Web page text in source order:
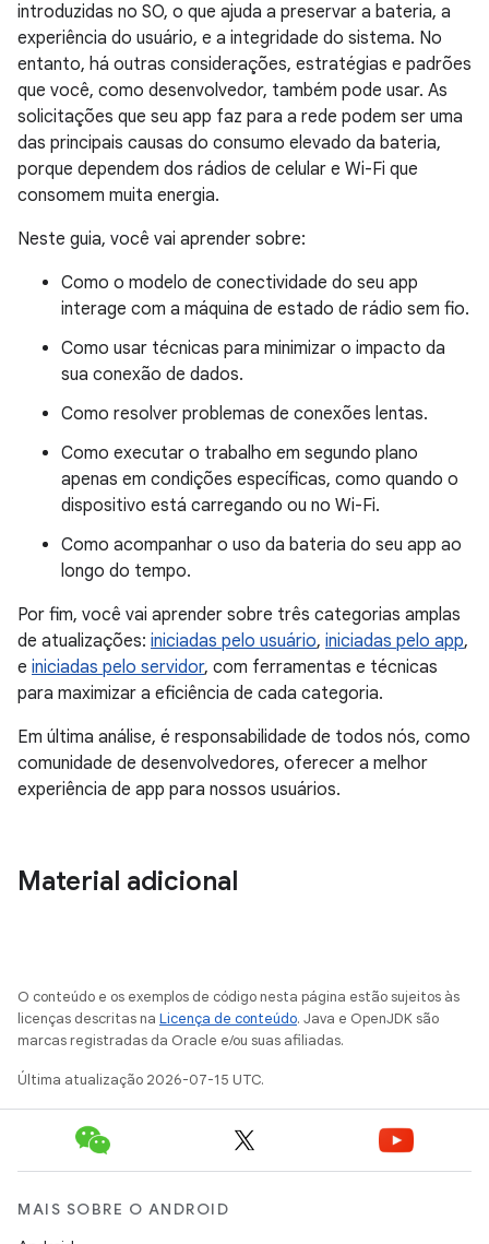
introduzidas no SO, o que ajuda a preservar a bateria, a
experiência do usuário, e a integridade do sistema. No
entanto, há outras considerações, estratégias e padrões
que você, como desenvolvedor, também pode usar. As
solicitações que seu app faz para a rede podem ser uma
das principais causas do consumo elevado da bateria,
porque dependem dos rádios de celular e Wi-Fi que
consomem muita energia.
Neste guia, você vai aprender sobre:
Como o modelo de conectividade do seu app
interage com a máquina de estado de rádio sem fio.
Como usar técnicas para minimizar o impacto da
sua conexão de dados.
Como resolver problemas de conexões lentas.
Como executar o trabalho em segundo plano
apenas em condições específicas, como quando o
dispositivo está carregando ou no Wi-Fi.
Como acompanhar o uso da bateria do seu app ao
longo do tempo.
Por fim, você vai aprender sobre três categorias amplas
de atualizações: iniciadas pelo usuário, iniciadas pelo app,
e iniciadas pelo servidor, com ferramentas e técnicas
para maximizar a eficiência de cada categoria.
Em última análise, é responsabilidade de todos nós, como
comunidade de desenvolvedores, oferecer a melhor
experiência de app para nossos usuários.
Material adicional
O conteúdo e os exemplos de código nesta página estão sujeitos às
licenças descritas na Licença de conteúdo. Java e OpenJDK são
marcas registradas da Oracle e/ou suas afiliadas.
Última atualização 2026-07-15 UTC.
MAIS SOBRE O ANDROID